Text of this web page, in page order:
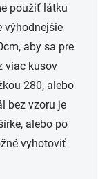
použiť látku
výhodnejšie
aby sa pre
viac kusov
280, alebo
bez vzoru je
alebo po
vyhotoviť